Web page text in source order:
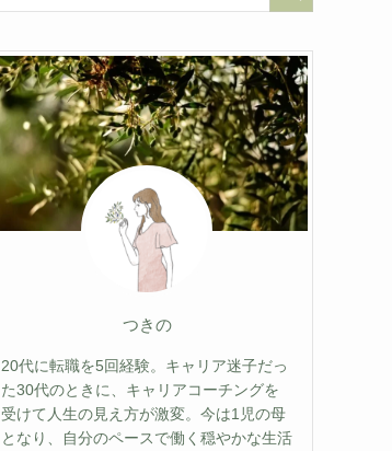
つきの
20代に転職を5回経験。キャリア迷子だっ
た30代のときに、キャリアコーチングを
受けて人生の見え方が激変。今は1児の母
となり、自分のペースで働く穏やかな生活